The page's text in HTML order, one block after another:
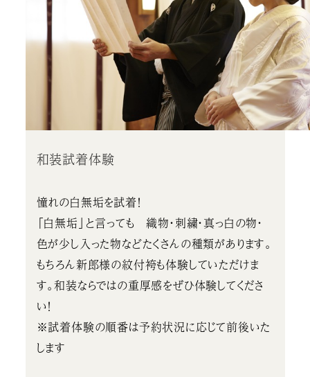
和装試着体験
憧れの白無垢を試着！
「白無垢」と言っても 織物・刺繍・真っ白の物・
色が少し入った物などたくさんの種類があります。
もちろん新郎様の紋付袴も体験していただけま
す。和装ならではの重厚感をぜひ体験してくださ
い！
※試着体験の順番は予約状況に応じて前後いた
します